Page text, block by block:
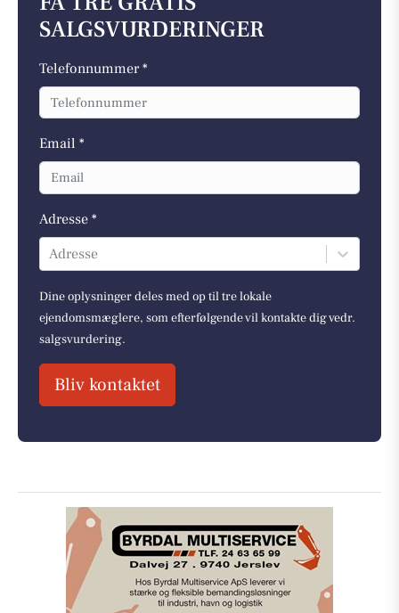
SALGSVURDERINGER
Telefonnummer *
Email *
Adresse *
Adresse
Dine oplysninger deles med op til tre lokale
ejendomsmæglere, som efterfølgende vil kontakte dig vedr.
salgsvurdering.
Bliv kontaktet